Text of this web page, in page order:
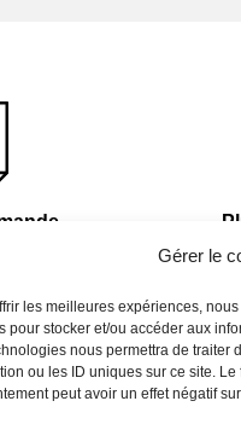
Gérer le
les meilleures expériences,
pour stocker et/ou accéder aux
nous permettra de traiter
ou les ID uniques sur ce site.
peut avoir un effet négatif